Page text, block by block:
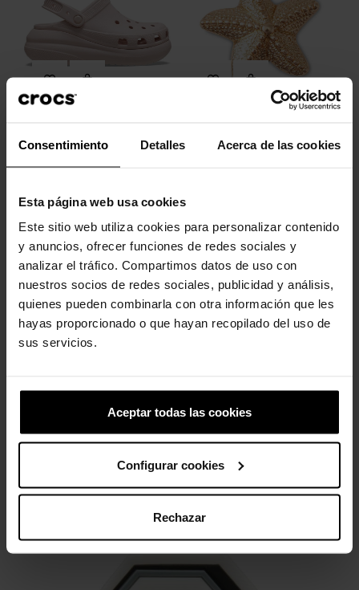
Consentimiento Detalles Acerca de las cookies
Esta página web usa cookies
Este sitio web utiliza cookies para personalizar contenido
y anuncios, ofrecer funciones de redes sociales y
analizar el tráfico. Compartimos datos de uso con
nuestros socios de redes sociales, publicidad y análisis,
quienes pueden combinarla con otra información que les
hayas proporcionado o que hayan recopilado del uso de
sus servicios.
Aceptar todas las cookies
Configurar cookies
Rechazar
84,99 € 59,43 € 5,99 € 4,79 €
-20%
Cabra con sombrero
4 otros productos de la misma